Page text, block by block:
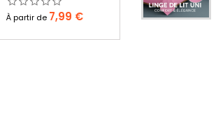
À partir de Prix
7,99 €